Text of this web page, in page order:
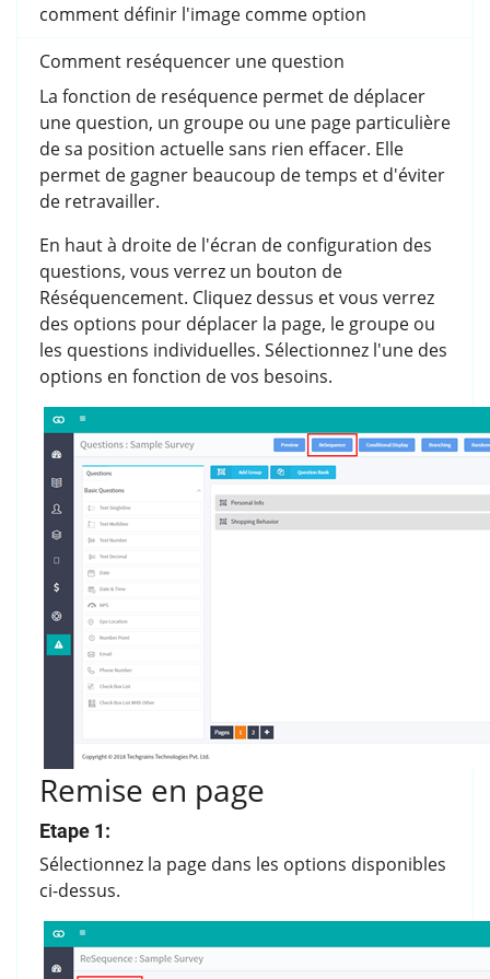
comment définir l'image comme option
Comment reséquencer une question
La fonction de reséquence permet de déplacer
une question, un groupe ou une page particulière
de sa position actuelle sans rien effacer. Elle
permet de gagner beaucoup de temps et d'éviter
de retravailler.
En haut à droite de l'écran de configuration des
questions, vous verrez un bouton de
Réséquencement. Cliquez dessus et vous verrez
des options pour déplacer la page, le groupe ou
les questions individuelles. Sélectionnez l'une des
options en fonction de vos besoins.
Remise en page
Etape 1:
Sélectionnez la page dans les options disponibles
ci-dessus.